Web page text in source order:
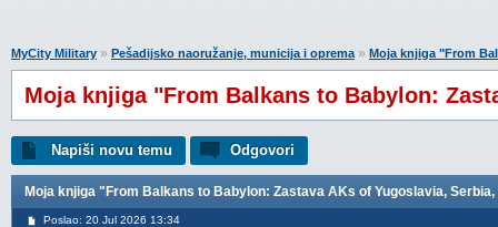
MyCity Military » Pešadijsko naoružanje, municija i oprema» Moja knjiga "From
Moja knjiga "From Balkans to Babylon:
Napiši novu temu Odgovori
Moja knjiga "From Balkans to Babylon: Zastava AKs of Yugoslavia,
Poslao: 20 Jul 2026 13:34